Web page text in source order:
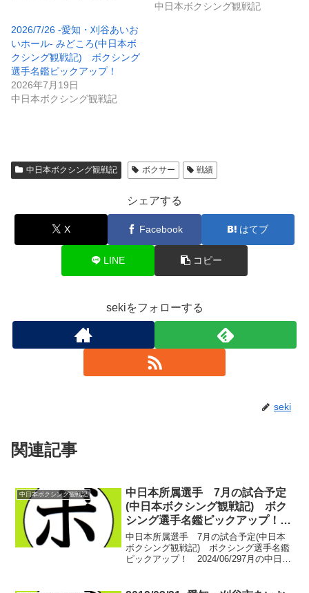
中日本ボクシング観戦記
2026/7/26 -愛知・刈谷あいお
いホール- みどころ(中日本ボ
クシング観戦記) ボクシング
選手名鑑ピックアップ！
2026年7月19日
中日本ボクシング観戦記
中日本ボクシング観戦記 ボクサー 戦績
シェアする
X Facebook はてブ
LINE コピー
sekiをフォローする
seki
関連記事
中日本ボクシング観戦記
中日本所属選手 7月の試合予定
(中日本ボクシング観戦記) ボク
シング選手名鑑ピックアップ！
2024/06/29
中日本所属選手 7月の試合予定(中日本
ボクシング観戦記) ボクシング選手名鑑
ピックアップ！ 2024/06/297月の中日本